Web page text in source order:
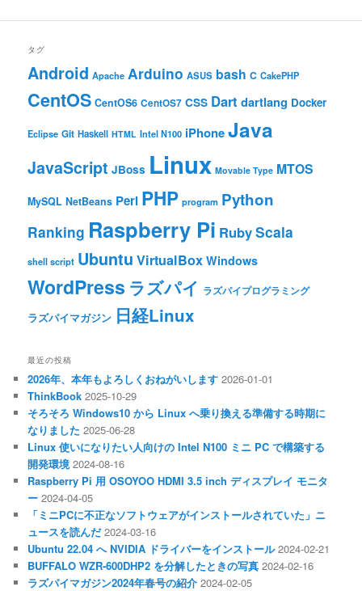
タグ
Android Apache Arduino ASUS bash C CakePHP
CentOS CentOS6 CentOS7 CSS Dart dartlang Docker
Eclipse Git Haskell HTML Intel N100 iPhoneJava
JavaScript JBoss Linux Movable Type MTOS
MySQL NetBeans Perl PHP program Python
Ranking Raspberry Pi RubyScala
shell script Ubuntu VirtualBox Windows
WordPress ラズパイ ラズパイプログラミング
ラズパイマガジン 日経Linux
最近の投稿
2026年、本年もよろしくおねがいします 2026-01-01
ThinkBook 2025-10-29
そろそろ Windows10 から Linux へ乗り換える準備する時期に
なりました 2025-06-28
Linux 使いになりたい人向けの Intel N100 ミニ PC で構築する
開発環境 2024-08-16
Raspberry Pi 用 OSOYOO HDMI 3.5 inch ディスプレイ モニタ
ー 2024-04-05
「ミニPCに不正なソフトウェアがインストールされていた」ニ
ュースを読んだ 2024-03-16
Ubuntu 22.04 へ NVIDIA ドライバーをインストール 2024-02-21
BUFFALO WZR-600DHP2 を分解したときの写真 2024-02-16
ラズパイマガジン2024年春号の紹介 2024-02-05